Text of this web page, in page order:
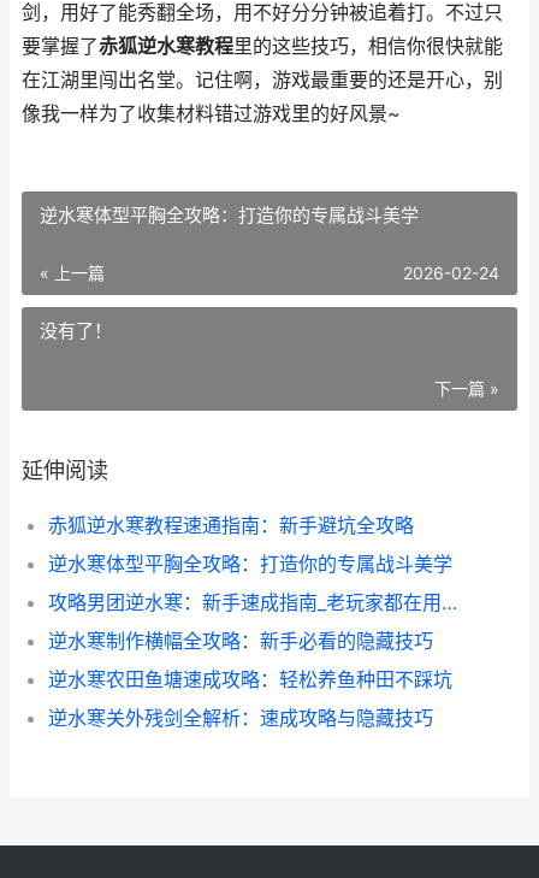
剑，用好了能秀翻全场，用不好分分钟被追着打。不过只
要掌握了赤狐逆水寒教程里的这些技巧，相信你很快就能
在江湖里闯出名堂。记住啊，游戏最重要的还是开心，别
像我一样为了收集材料错过游戏里的好风景~
逆水寒体型平胸全攻略：打造你的专属战斗美学
« 上一篇 2026-02-24
没有了！
下一篇 »
延伸阅读
赤狐逆水寒教程速通指南：新手避坑全攻略
逆水寒体型平胸全攻略：打造你的专属战斗美学
攻略男团逆水寒：新手速成指南_老玩家都在用的隐藏技巧大公开_
逆水寒制作横幅全攻略：新手必看的隐藏技巧
逆水寒农田鱼塘速成攻略：轻松养鱼种田不踩坑
逆水寒关外残剑全解析：速成攻略与隐藏技巧